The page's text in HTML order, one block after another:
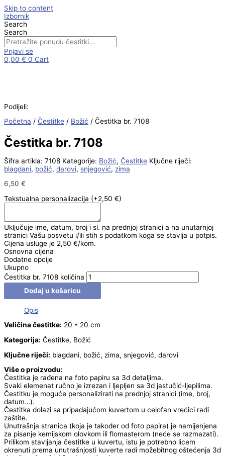
Skip to content
Izbornik
Search
Search
Prijavi se
0,00 € 0 Cart
Podijeli:
Početna / Čestitke / Božić / Čestitka br. 7108
Čestitka br. 7108
Šifra artikla: 7108 Kategorije: Božić, Čestitke Ključne riječi:
blagdani, božić, darovi, snjegović, zima
6,50 €
Tekstualna personalizacija (+2,50 €)
Uključuje ime, datum, broj i sl. na prednjoj stranici a na unutarnjoj
stranici Vašu posvetu i/ili stih s podatkom koga se stavlja u potpis.
Cijena usluge je 2,50 €/kom.
Osnovna cijena
Dodatne opcije
Ukupno
Čestitka br. 7108 količina
Dodaj u košaricu
Opis
Veličina čestitke: 20 * 20 cm
Kategorija: Čestitke, Božić
Ključne riječi: blagdani, božić, zima, snjegović, darovi
Više o proizvodu:
Čestitka je rađena na foto papiru sa 3d detaljima.
Svaki elemenat ručno je izrezan i ljepljen sa 3d jastučić-ljepilima.
Čestitku je moguće personalizirati na prednjoj stranici (ime, broj,
datum…).
Čestitka dolazi sa pripadajućom kuvertom u celofan vrećici radi
zaštite.
Unutrašnja stranica (koja je također od foto papira) je namijenjena
za pisanje kemijskom olovkom ili flomasterom (neće se razmazati).
Prilikom stavljanja čestitke u kuvertu, istu je potrebno licem
okrenuti prema unutrašnjosti kuverte radi možebitnog oštećenja 3d